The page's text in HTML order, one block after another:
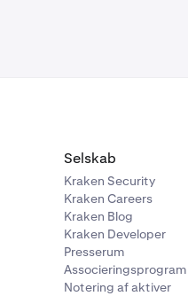
Selskab
Kraken Security
Kraken Careers
Kraken Blog
Kraken Developer
Presserum
Associeringsprogram
Notering af aktiver